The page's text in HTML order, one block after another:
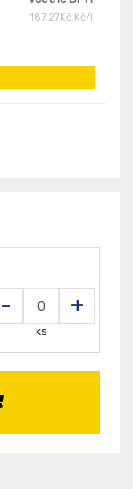
187,27Kč Kč/l
- +
ks